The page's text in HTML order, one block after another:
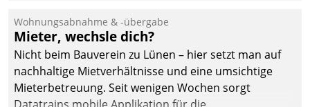
Wohnungsabnahme & -übergabe
Mieter, wechsle dich?
Nicht beim Bauverein zu Lünen – hier setzt man auf
nachhaltige Mietverhältnisse und eine umsichtige
Mieterbetreuung. Seit wenigen Wochen sorgt